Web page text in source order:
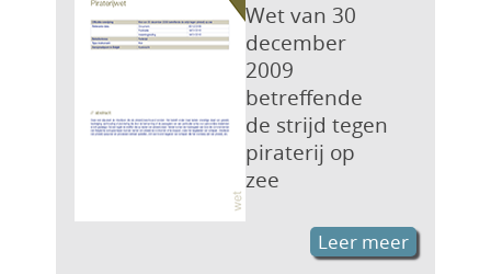
Wet van 30
december
2009
betreffende
de strijd tegen
piraterij op
zee
Leer meer